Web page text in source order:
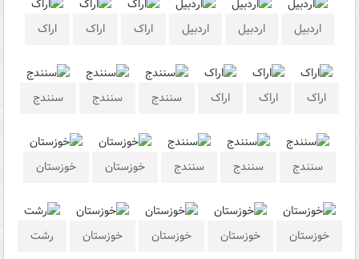
اردبیل اردبیل اردبیل اراک اراک اراک
اراک اراک اراک سنندج سنندج سنندج
سنندج سنندج سنندج خوزستان خوزستان
خوزستان خوزستان خوزستان خوزستان رشت